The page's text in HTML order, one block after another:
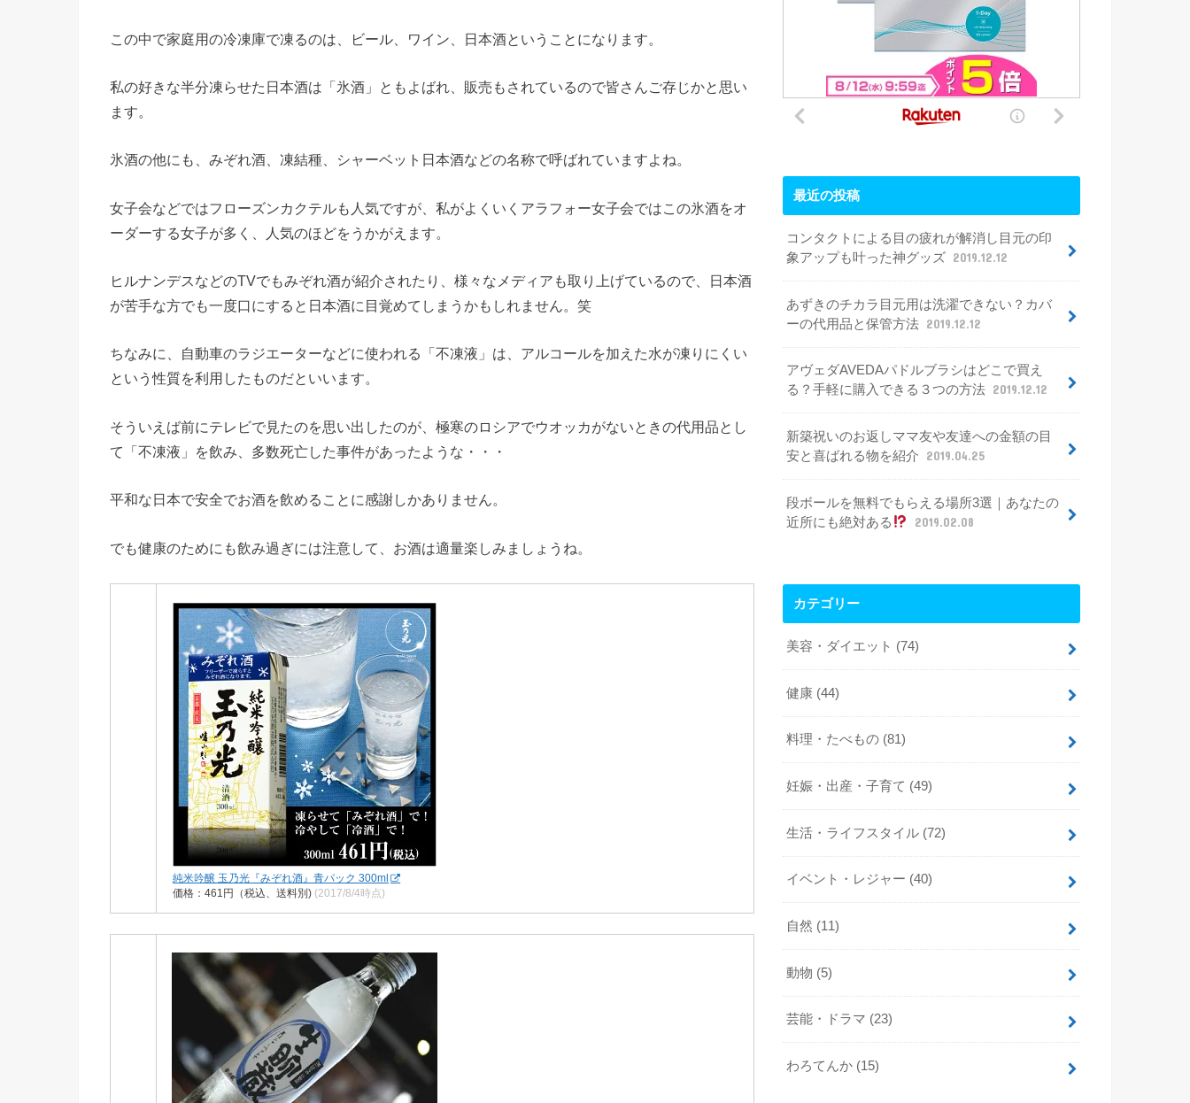
この中で家庭用の冷凍庫で凍るのは、ビール、ワイン、日本酒ということになります。
私の好きな半分凍らせた日本酒は「氷酒」ともよばれ、販売もされているので皆さんご存じかと思い
ます。
氷酒の他にも、みぞれ酒、凍結種、シャーベット日本酒などの名称で呼ばれていますよね。
女子会などではフローズンカクテルも人気ですが、私がよくいくアラフォー女子会ではこの氷酒をオ
ーダーする女子が多く、人気のほどをうかがえます。
ヒルナンデスなどのTVでもみぞれ酒が紹介されたり、様々なメディアも取り上げているので、日本酒
が苦手な方でも一度口にすると日本酒に目覚めてしまうかもしれません。笑
ちなみに、自動車のラジエーターなどに使われる「不凍液」は、アルコールを加えた水が凍りにくい
という性質を利用したものだといいます。
そういえば前にテレビで見たのを思い出したのが、極寒のロシアでウオッカがないときの代用品とし
て「不凍液」を飲み、多数死亡した事件があったような・・・
平和な日本で安全でお酒を飲めることに感謝しかありません。
でも健康のためにも飲み過ぎには注意して、お酒は適量楽しみましょうね。
純米吟醸 玉乃光『みぞれ酒』青パック 300ml
価格：461円（税込、送料別) (2017/8/4時点)
最近の投稿
コンタクトによる目の疲れが解消し目元の印
象アップも叶った神グッズ 2019.12.12
あずきのチカラ目元用は洗濯できない？カバ
ーの代用品と保管方法 2019.12.12
アヴェダAVEDAパドルブラシはどこで買え
る？手軽に購入できる３つの方法 2019.12.12
新築祝いのお返しママ友や友達への金額の目
安と喜ばれる物を紹介
2019.04.25
段ボールを無料でもらえる場所3選｜あなたの
近所にも絶対ある
2019.02.08
カテゴリー
美容・ダイエット (74)
健康 (44)
料理・たべもの (81)
妊娠・出産・子育て (49)
生活・ライフスタイル (72)
イベント・レジャー (40)
自然 (11)
動物 (5)
芸能・ドラマ (23)
わろてんか (15)